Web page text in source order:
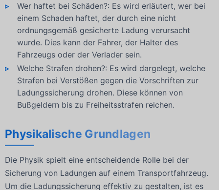
Wer haftet bei Schäden?: Es wird erläutert, wer bei
einem Schaden haftet, der durch eine nicht
ordnungsgemäß gesicherte Ladung verursacht
wurde. Dies kann der Fahrer, der Halter des
Fahrzeugs oder der Verlader sein.
Welche Strafen drohen?: Es wird dargelegt, welche
Strafen bei Verstößen gegen die Vorschriften zur
Ladungssicherung drohen. Diese können von
Bußgeldern bis zu Freiheitsstrafen reichen.
Physikalische Grundlagen
Die Physik spielt eine entscheidende Rolle bei der
Sicherung von Ladungen auf einem Transportfahrzeug.
Um die Ladungssicherung effektiv zu gestalten, ist es